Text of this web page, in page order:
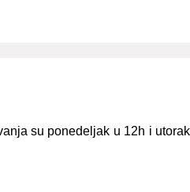
su ponedeljak u 12h i